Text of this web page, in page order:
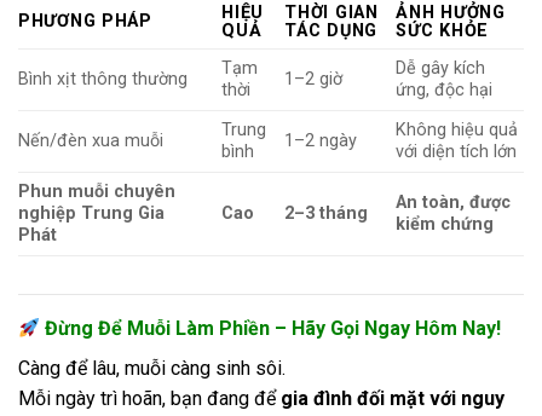
PHƯƠNG PHÁP
HIỆU
QUẢ
THỜI GIAN
TÁC DỤNG
ẢNH HƯỞNG
SỨC KHỎE
Bình xịt thông thường
Tạm
thời
1–2 giờ
Dễ gây kích
ứng, độc hại
Nến/đèn xua muỗi
Trung
bình
1–2 ngày
Không hiệu quả
với diện tích lớn
Phun muỗi chuyên
nghiệp Trung Gia
Phát
Cao 2–3 tháng
An toàn, được
kiểm chứng
Đừng Để Muỗi Làm Phiền – Hãy Gọi Ngay Hôm Nay!
Càng để lâu, muỗi càng sinh sôi.
Mỗi ngày trì hoãn, bạn đang để gia đình đối mặt với nguy